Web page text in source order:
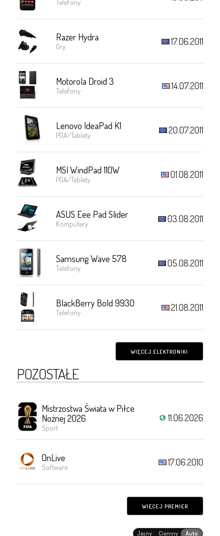
Telefony
Razer Hydra
Gry 17.06.2011
Motorola Droid 3
Telefony 14.07.2011
Lenovo IdeaPad K1
PDA/Tablety 20.07.2011
MSI WindPad 110W
PDA/Tablety 01.08.2011
ASUS Eee Pad Slider
Komputery 03.08.2011
Samsung Wave 578
Telefony 05.08.2011
BlackBerry Bold 9930
Telefony 21.08.2011
WIĘCEJ ELEKTRONIKI
POZOSTAŁE
Mistrzostwa Świata w Piłce
Nożnej 2026
Sport
11.06.2026
OnLive
Software 17.06.2010
WIĘCEJ PREMIER
Jasny Ciemny Auto